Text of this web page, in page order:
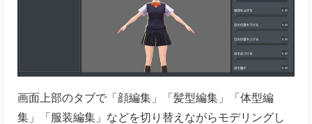
画面上部のタブで「顔編集」「髪型編集」「体型編
集」「服装編集」などを切り替えながらモデリングし